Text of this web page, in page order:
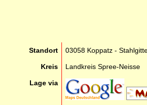
Standort 03058 Koppatz -
Kreis Landkreis Spree-Neisse
Lage via